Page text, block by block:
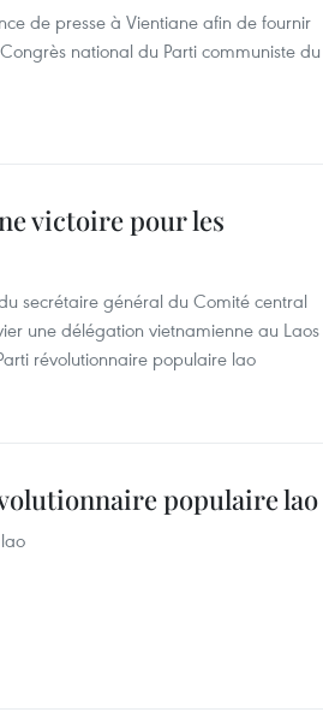
de presse à Vientiane afin de fournir
national du Parti communiste du
victoire pour les
secrétaire général du Comité central
une délégation vietnamienne au Laos
révolutionnaire populaire lao
populaire lao